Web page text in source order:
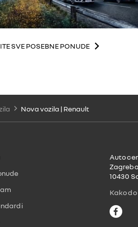
SVE POSEBNE PONUDE
Nova vozila | Renault
Auto
10430
Kako
F
a